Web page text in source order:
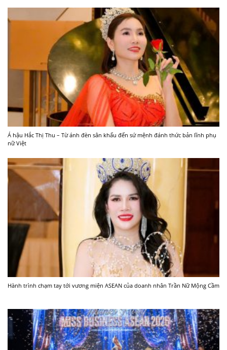
Á hậu Hắc Thị Thu – Từ ánh đèn sân khấu đến sứ mệnh đánh thức bản lĩnh phụ
nữ Việt
Hành trình chạm tay tới vương miện ASEAN của doanh nhân Trần Nữ Mộng Cầm